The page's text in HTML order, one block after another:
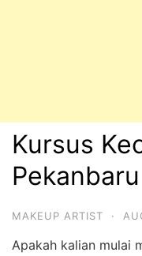
Kursus
MAKEUP ARTIST ·
Apakah kalian mulai